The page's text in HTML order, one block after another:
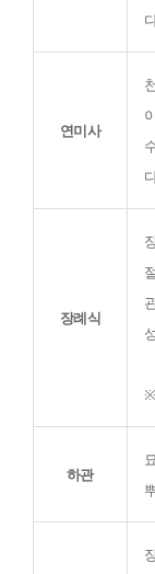
연미사
장례식
※
하관